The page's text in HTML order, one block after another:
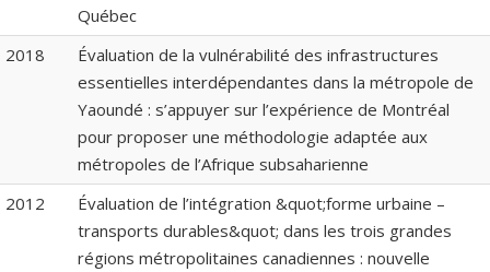
Québec
2018
Évaluation de la vulnérabilité des infrastructures
essentielles interdépendantes dans la métropole de
Yaoundé : s’appuyer sur l’expérience de Montréal
pour proposer une méthodologie adaptée aux
métropoles de l’Afrique subsaharienne
2012
Évaluation de l’intégration &quot;forme urbaine –
transports durables&quot; dans les trois grandes
régions métropolitaines canadiennes : nouvelle